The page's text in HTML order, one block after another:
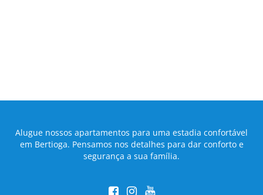
Alugue nossos apartamentos para uma estadia confortável
em Bertioga. Pensamos nos detalhes para dar conforto e
segurança a sua família.